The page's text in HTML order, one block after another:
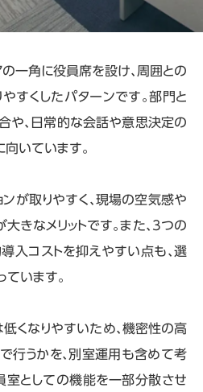
一角に役員席を設け、周囲との
すくしたパターンです。部門と
や、日常的な会話や意思決定の
いています。
が取りやすく、現場の空気感や
きなメリットです。また、 3つの
入コストを抑えやすい点も、選
います。
くなりやすいため、機密性の高
行うかを、別室運用も含めて考
室としての機能を一部分散させ